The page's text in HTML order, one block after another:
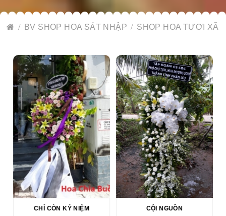
BV SHOP HOA SÁT NHẬP SHOP HOA TƯƠI XÃ
CHỈ CÒN KỶ NIỆM CỘI NGUỒN